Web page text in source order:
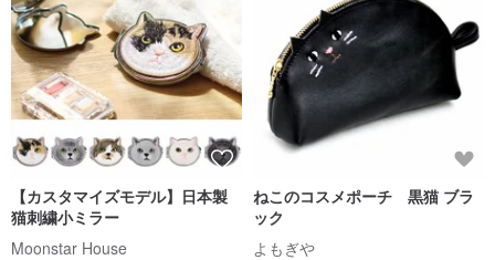
【カスタマイズモデル】日本製
猫刺繍小ミラー
Moonstar House
ねこのコスメポーチ 黒猫 ブラ
ック
よもぎや